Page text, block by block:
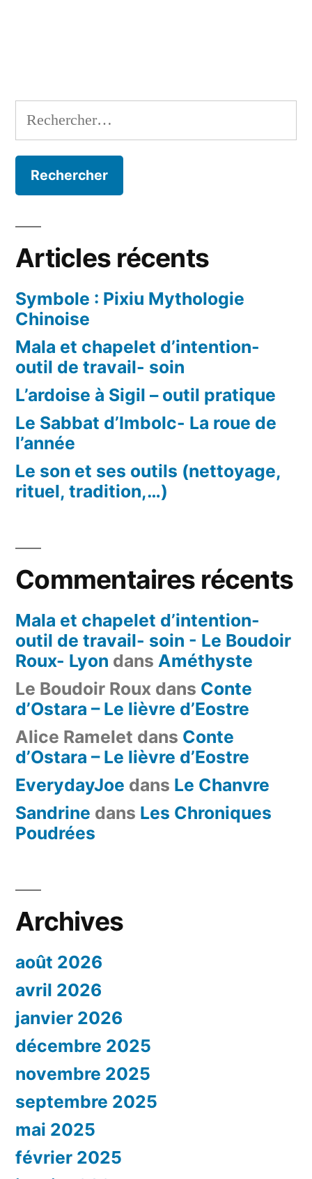
Rechercher :
Articles récents
Symbole : Pixiu Mythologie
Chinoise
Mala et chapelet d’intention-
outil de travail- soin
L’ardoise à Sigil – outil pratique
Le Sabbat d’Imbolc- La roue de
l’année
Le son et ses outils (nettoyage,
rituel, tradition,…)
Commentaires récents
Mala et chapelet d’intention-
outil de travail- soin - Le Boudoir
Roux- Lyon dans Améthyste
Le Boudoir Roux dans Conte
d’Ostara – Le lièvre d’Eostre
Alice Ramelet dans Conte
d’Ostara – Le lièvre d’Eostre
EverydayJoe dans Le Chanvre
Sandrine dans Les Chroniques
Poudrées
Archives
août 2026
avril 2026
janvier 2026
décembre 2025
novembre 2025
septembre 2025
mai 2025
février 2025